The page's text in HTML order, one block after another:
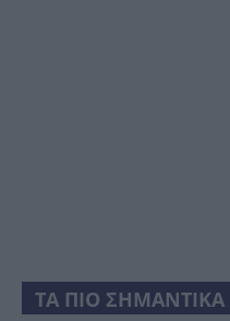
ΤΑ ΠΙΟ ΣΗΜΑΝΤΙΚΑ